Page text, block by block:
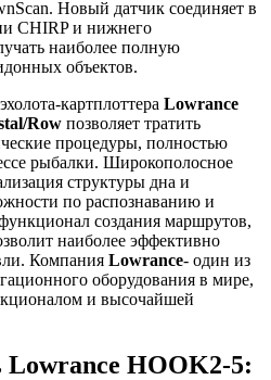
Новый датчик соединяет в
CHIRP и нижнего
наиболее полную
объектов.
картплоттера Lowrance
Row позволяет тратить
процедуры, полностью
рыбалки. Широкополосное
структуры дна и
по распознаванию и
создания маршрутов,
наиболее эффективно
Компания Lowrance- один из
оборудования в мире,
и высочайшей
HOOK2-5: